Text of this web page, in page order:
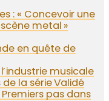
: « Concevoir une
metal »
en quête de
musicale
la série Validé
Premiers pas dans